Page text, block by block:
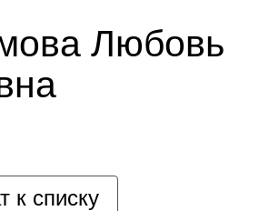
Любовь
к списку